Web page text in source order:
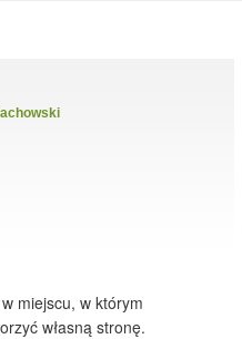
miejscu, w którym
własną stronę.